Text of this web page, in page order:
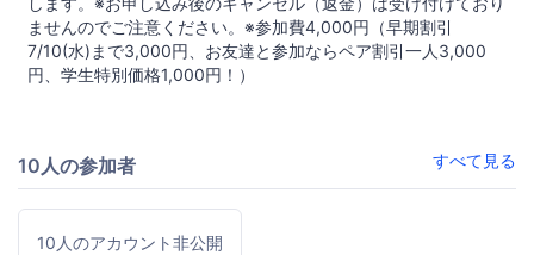
ませんのでご注意ください。※参加費4,000円（早期割引
7/10(水)まで3,000円、お友達と参加ならペア割引一人3,000
円、学生特別価格1,000円！）
10人の参加者 すべて見る
10人のアカウント非公開